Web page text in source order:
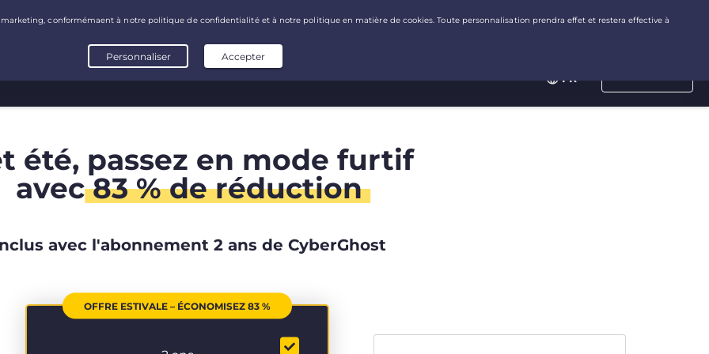
FR
été, passez en mode furtif
avec83 % de réduction
avec l'abonnement 2 ans de CyberGhost
OFFRE ESTIVALE – ÉCONOMISEZ 83 %